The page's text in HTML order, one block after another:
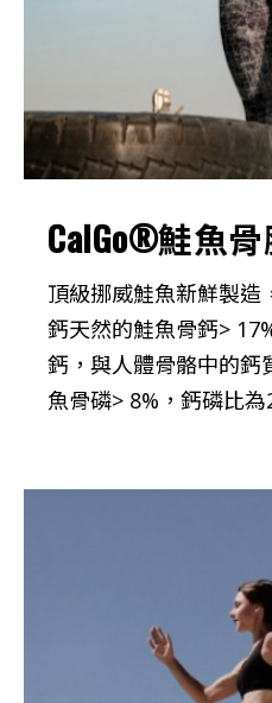
CalGo®鮭魚
頂級挪威鮭魚新鮮製造
鈣天然的鮭魚骨鈣>
鈣，與人體骨骼中的鈣
魚骨磷> 8%，鈣磷比為